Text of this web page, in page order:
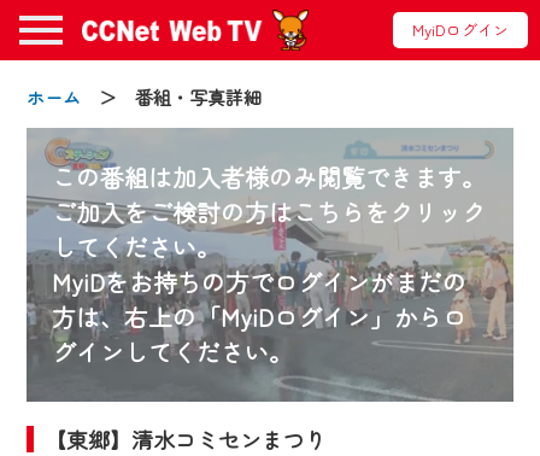
MyiDログイン
ホーム ＞ 番組・写真詳細
この番組は加入者様のみ閲覧できます。
ご加入をご検討の方はこちらをクリック
してください。
MyiDをお持ちの方でログインがまだの
方は、右上の「MyiDログイン」からロ
グインしてください。
【東郷】清水コミセンまつり
お知らせ
2024/09/02
動画配信サービス『CCNet Web TV』は2024
年9月24日からリニューアルします！